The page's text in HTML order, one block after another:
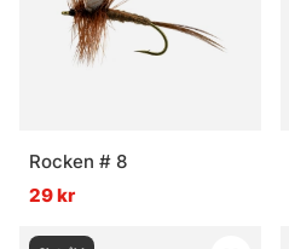
Rocken # 8
29 kr